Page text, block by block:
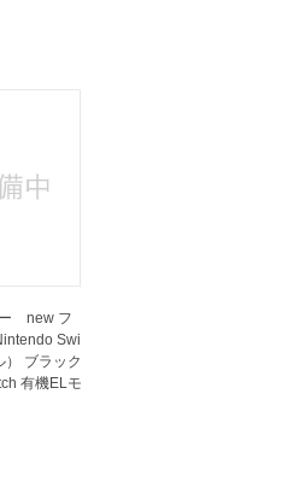
ー new フ
Swi
） ブラック
有機ELモ